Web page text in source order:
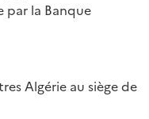
par la Banque
Algérie au siège de